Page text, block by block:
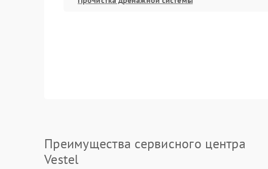
Преимущества сервисного центра
Vestel